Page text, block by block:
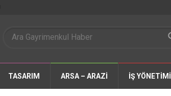
TASARIM ARSA – ARAZİ İŞ YÖNETİMİ